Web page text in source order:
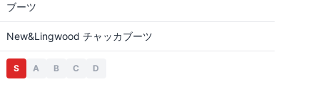
ブーツ
New&Lingwood チャッカブーツ
S A B C D